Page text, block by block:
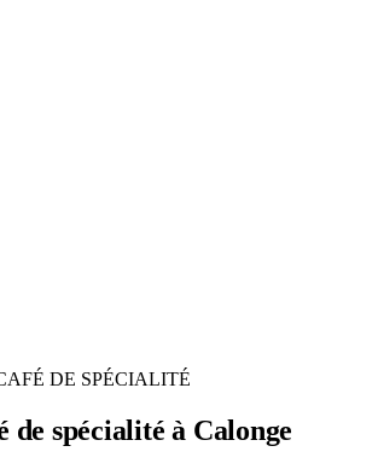
DE SPÉCIALITÉ
spécialité à Calonge